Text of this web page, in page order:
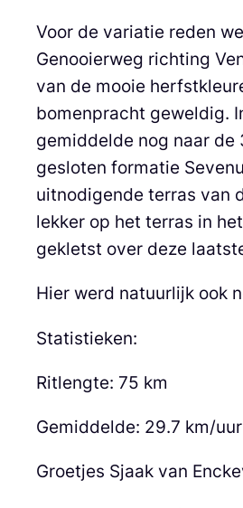
Voor de variatie reden
Genooierweg richting
van de mooie
bomenpracht geweldig.
gemiddelde nog naar de
gesloten formatie
uitnodigende terras van
lekker op het terras in
gekletst over deze
Hier werd natuurlijk ook
Statistieken:
Ritlengte: 75 km
Gemiddelde: 29.7 km/uur
Groetjes Sjaak van